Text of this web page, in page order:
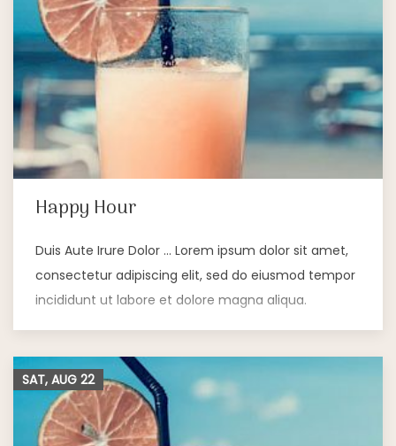
Happy Hour
Duis Aute Irure Dolor … Lorem ipsum dolor sit amet,
consectetur adipiscing elit, sed do eiusmod tempor
incididunt ut labore et dolore magna aliqua.
SAT, AUG 22